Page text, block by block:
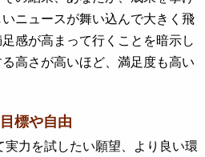
ニュースが舞い込んで大きく飛
感が高まって行くことを暗示し
高さが高いほど、満足度も高い
標や自由
力を試したい願望、より良い環